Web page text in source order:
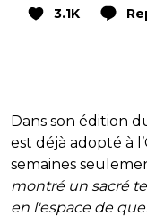
3.1K
Dans son édition
est déjà adopté à
semaines
montré un sacré
en l'espace de